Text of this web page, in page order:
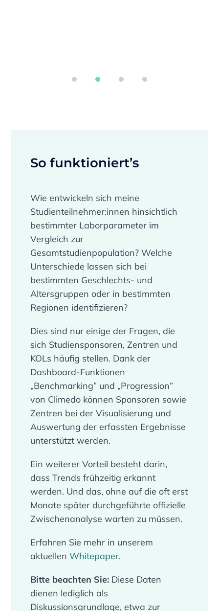
So funktioniert’s
Wie entwickeln sich meine
Studienteilnehmer:innen hinsichtlich
bestimmter Laborparameter im
Vergleich zur
Gesamtstudienpopulation? Welche
Unterschiede lassen sich bei
bestimmten Geschlechts- und
Altersgruppen oder in bestimmten
Regionen identifizieren?
Dies sind nur einige der Fragen, die
sich Studiensponsoren, Zentren und
KOLs häufig stellen. Dank der
Dashboard-Funktionen
„Benchmarking” und „Progression”
von Climedo können Sponsoren sowie
Zentren bei der Visualisierung und
Auswertung der erfassten Ergebnisse
unterstützt werden.
Ein weiterer Vorteil besteht darin,
dass Trends frühzeitig erkannt
werden. Und das, ohne auf die oft erst
Monate später durchgeführte offizielle
Zwischenanalyse warten zu müssen.
Erfahren Sie mehr in unserem
aktuellenWhitepaper.
Bitte beachten Sie: Diese Daten
dienen lediglich als
Diskussionsgrundlage, etwa zur